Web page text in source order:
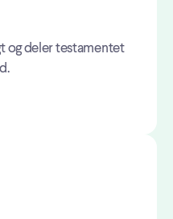
og deler testamentet